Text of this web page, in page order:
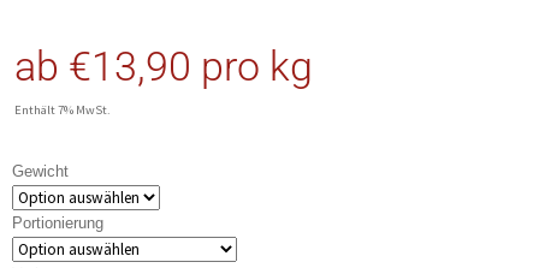
ab €13,90 pro kg
Enthält 7% MwSt.
Gewicht
Portionierung